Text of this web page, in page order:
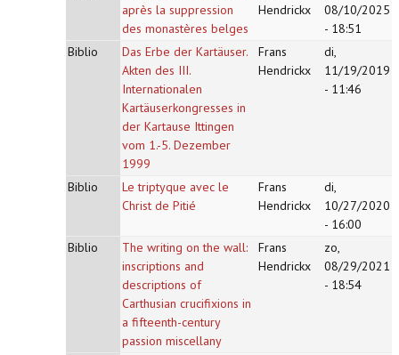
après la suppression
des monastères belges
Hendrickx
08/10/2025
- 18:51
Biblio
Das Erbe der Kartäuser.
Akten des III.
Internationalen
Kartäuserkongresses in
der Kartause Ittingen
vom 1.-5. Dezember
1999
Frans
Hendrickx
di,
11/19/2019
- 11:46
Biblio
Le triptyque avec le
Christ de Pitié
Frans
Hendrickx
di,
10/27/2020
- 16:00
Biblio
The writing on the wall:
inscriptions and
descriptions of
Carthusian crucifixions in
a fifteenth-century
passion miscellany
Frans
Hendrickx
zo,
08/29/2021
- 18:54